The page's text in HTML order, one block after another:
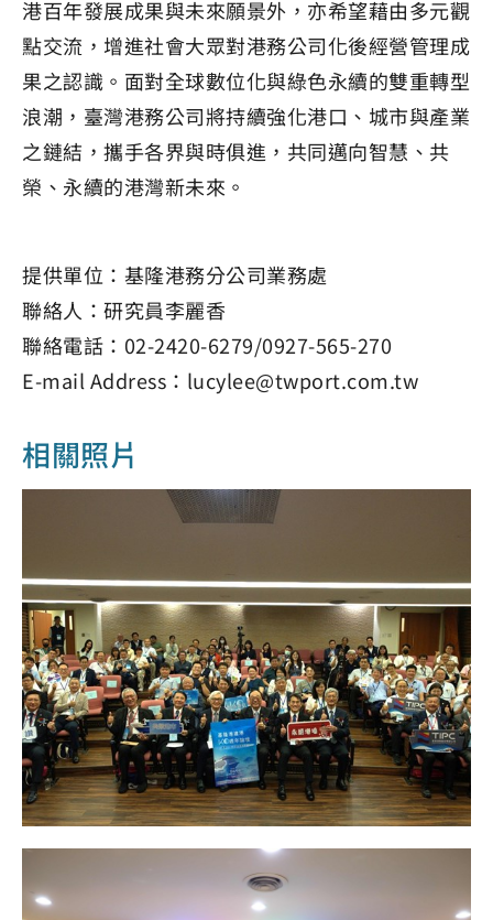
港百年發展成果與未來願景外，亦希望藉由多元觀
點交流，增進社會大眾對港務公司化後經營管理成
果之認識。面對全球數位化與綠色永續的雙重轉型
浪潮，臺灣港務公司將持續強化港口、城市與產業
之鏈結，攜手各界與時俱進，共同邁向智慧、共
榮、永續的港灣新未來。
提供單位：基隆港務分公司業務處
聯絡人：研究員李麗香
聯絡電話：02-2420-6279/0927-565-270
E-mail Address：lucylee@twport.com.tw
相關照片